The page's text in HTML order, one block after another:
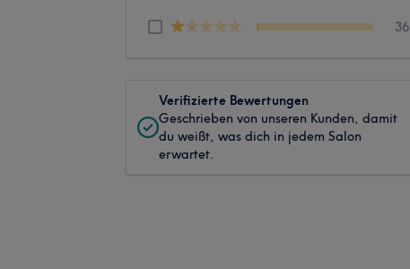
36
Verifizierte Bewertungen
Geschrieben von unseren Kunden, damit
du weißt, was dich in jedem Salon
erwartet.